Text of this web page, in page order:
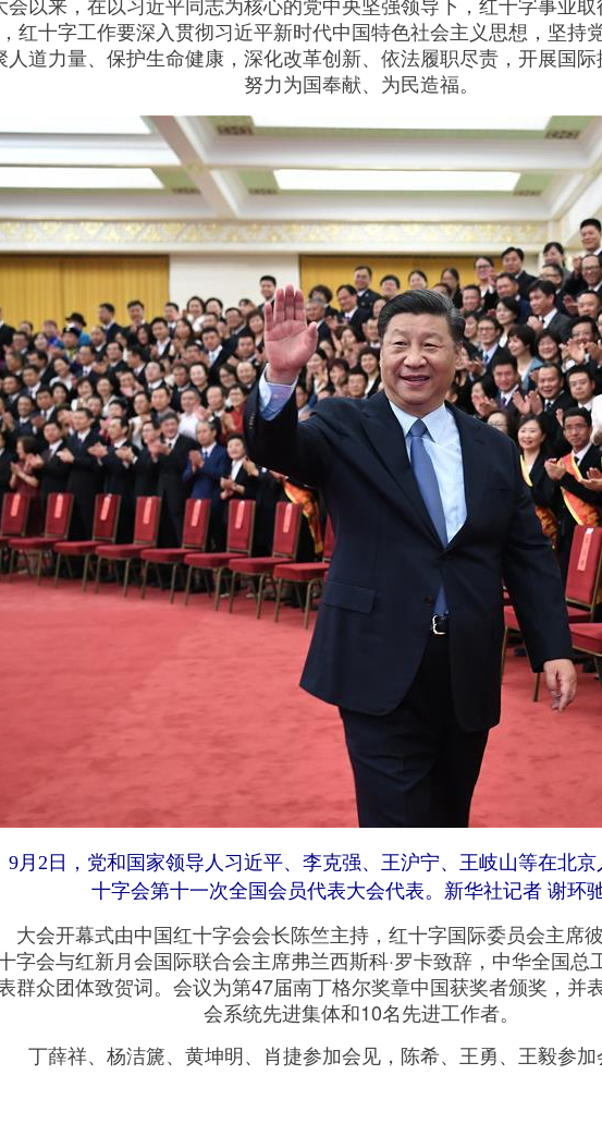
红十字工作要深入贯彻习近平新时代中国特色社会主义思想，坚持
人道力量、保护生命健康，深化改革创新、依法履职尽责，开展国际
努力为国奉献、为民造福。
日，党和国家领导人习近平、李克强、王沪宁、王岐山等在北京
十字会第十一次全国会员代表大会代表。新华社记者 谢环
开幕式由中国红十字会会长陈竺主持，红十字国际委员会主席彼
字会与红新月会国际联合会主席弗兰西斯科·罗卡致辞，中华全国总
群众团体致贺词。会议为第47届南丁格尔奖章中国获奖者颁奖，并
会系统先进集体和10名先进工作者。
薛祥、杨洁篪、黄坤明、肖捷参加会见，陈希、王勇、王毅参加